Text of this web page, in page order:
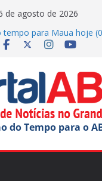
de agosto de 2026
tempo para Maua hoje
Patrimônio tem atividades
Serra comemora
para Rio Grande
tempo para Ribeirao
do Tempo para o